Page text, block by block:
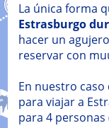
La única forma
Estrasburgo
hacer un
reservar con
En nuestro
para viajar a
para 4 personas